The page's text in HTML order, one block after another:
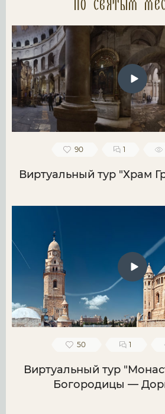
по святым
90 1
Виртуальный тур "Храм
50 1
Виртуальный тур
Богородицы —